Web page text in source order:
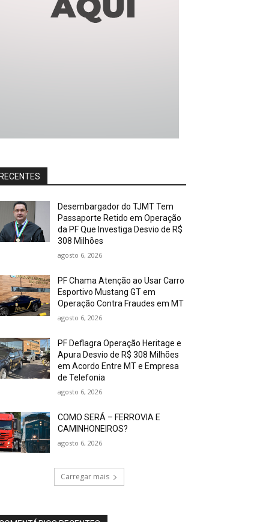
RECENTES
Desembargador do TJMT Tem
Passaporte Retido em Operação
da PF Que Investiga Desvio de R$
308 Milhões
agosto 6, 2026
PF Chama Atenção ao Usar Carro
Esportivo Mustang GT em
Operação Contra Fraudes em MT
agosto 6, 2026
PF Deflagra Operação Heritage e
Apura Desvio de R$ 308 Milhões
em Acordo Entre MT e Empresa
de Telefonia
agosto 6, 2026
COMO SERÁ – FERROVIA E
CAMINHONEIROS?
agosto 6, 2026
Carregar mais